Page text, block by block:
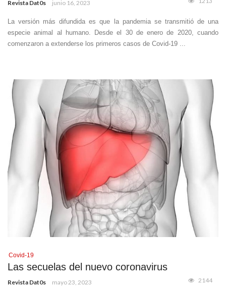
Revista Dat0s junio 16, 2023
La versión más difundida es que la pandemia se transmitió de una
especie animal al humano. Desde el 30 de enero de 2020, cuando
comenzaron a extenderse los primeros casos de Covid-19 ...
Covid-19
Las secuelas del nuevo coronavirus
Revista Dat0s mayo 23, 2023 2144